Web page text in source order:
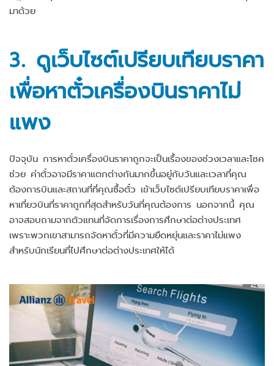
มาด้วย
3. ดูเว็บไซต์เปรียบเทียบราคา
เพื่อหาตั๋วเครื่องบินราคาไม่
แพง
ปัจจุบัน การหาตั๋วเครื่องบินราคาถูกจะเป็นเรื้องของช่วงเวลาและโชค
ช่วย ค่าตั๋วอาจมีราคาแตกต่างกันมากขึ้นอยู่กับวันและเวลาที่คุณ
ต้องการบินและสถานที่ที่คุณซื้อตั๋ว เข้าเว็บไซต์เปรียบเทียบราคาเพื่อ
หาเที่ยวบินที่ราคาถูกที่สุดสำหรับวันที่คุณต้องการ นอกจากนี้ คุณ
อาจสอบถามจากตัวแทนที่จัดการเรื่องการศึกษาต่อต่างประเทศ
เพราะพวกเขาสามารถจัดหาตั๋วที่มีความยืดหยุ่นและราคาไม่แพง
สำหรับนักเรียนที่ไปศึกษาต่อต่างประเทศให้ได้